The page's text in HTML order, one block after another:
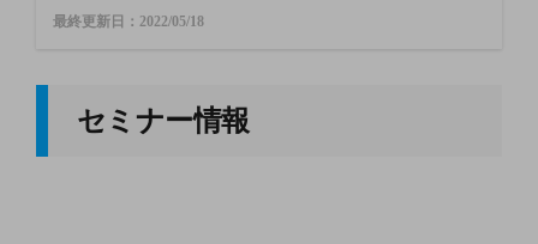
最終更新日：2022/05/18
セミナー情報